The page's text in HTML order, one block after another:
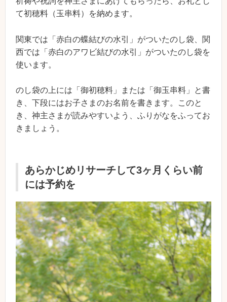
て初穂料（玉串料）を納めます。
関東では「赤白の蝶結びの水引」がついたのし袋、関
西では「赤白のアワビ結びの水引」がついたのし袋を
使います。
のし袋の上には「御初穂料」または「御玉串料」と書
き、下段にはお子さまのお名前を書きます。このと
き、神主さまが読みやすいよう、ふりがなをふってお
きましょう。
あらかじめリサーチして3ヶ月くらい前
には予約を